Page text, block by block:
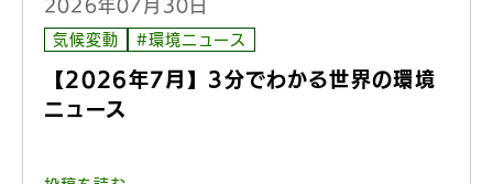
2026年07月30日
気候変動 #環境ニュース
【2026年7月】3分でわかる世界の環境
ニュース